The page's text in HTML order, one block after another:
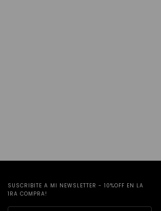
SUSCRIBITE A MI NEWSLETTER - 10%OFF EN LA
1RA COMPRA!